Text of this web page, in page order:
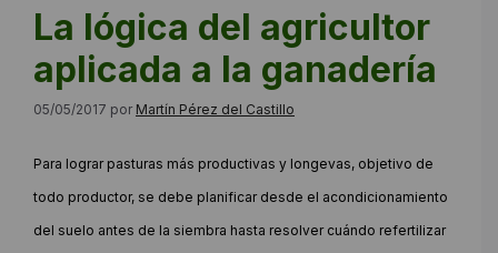
La lógica del agricultor
aplicada a la ganadería
05/05/2017 por Martín Pérez del Castillo
Para lograr pasturas más productivas y longevas, objetivo de
todo productor, se debe planificar desde el acondicionamiento
del suelo antes de la siembra hasta resolver cuándo refertilizar